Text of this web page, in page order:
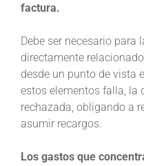
factura.
Debe ser necesario para
directamente
desde un punto de vista
estos elementos falla, la
rechazada, obligando a
asumir recargos.
Los gastos que